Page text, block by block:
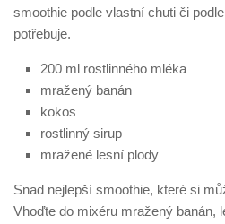
smoothie podle vlastní chuti či
potřebuje.
200 ml rostlinného mléka
mražený banán
kokos
rostlinný sirup
mražené lesní plody
Snad nejlepší smoothie, které si
Vhoďte do mixéru mražený banán,